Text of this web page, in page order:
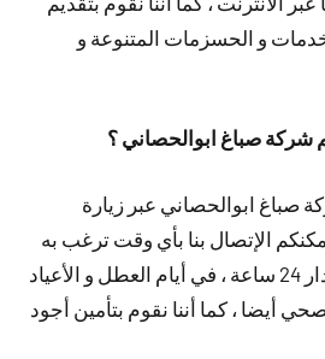
و الحسزمات المتنوعة و
شركة صباغ ابوالحصاني ؟
صباغ ابوالحصاني عبر زيارة
الإتصال بنا بأي وقت ترغب به
فخدمتنا متوفرة على مدار 24 ساعة ، في أيام العطل و الأعياد
أيضا ، كما أننا نقوم بتأمين أجود